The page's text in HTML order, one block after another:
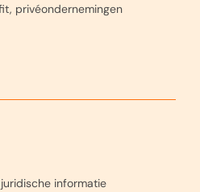
privéondernemingen
informatie